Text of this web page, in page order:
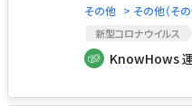
その他 > その他（その
新型コロナウイルス
アフターコロナ
KnowHows公式
KnowHows